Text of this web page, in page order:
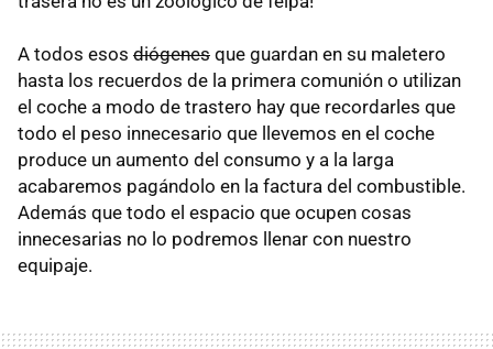
A todos esos diógenes que guardan en su maletero
hasta los recuerdos de la primera comunión o utilizan
el coche a modo de trastero hay que recordarles que
todo el peso innecesario que llevemos en el coche
produce un aumento del consumo y a la larga
acabaremos pagándolo en la factura del combustible.
Además que todo el espacio que ocupen cosas
innecesarias no lo podremos llenar con nuestro
equipaje.